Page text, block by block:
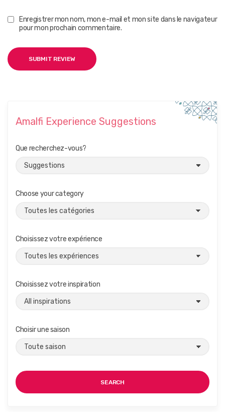
Enregistrer mon nom, mon e-mail et mon site dans le navigateur
pour mon prochain commentaire.
Amalfi Experience Suggestions
Que recherchez-vous?
Choose your category
Choisissez votre expérience
Choisissez votre inspiration
Choisir une saison
SEARCH